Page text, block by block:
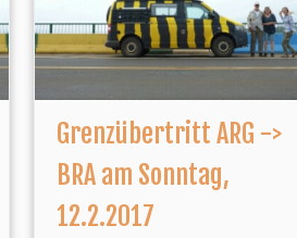
Grenzübertritt ARG ->
BRA am Sonntag,
12.2.2017